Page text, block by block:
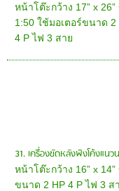
หน้าโต๊ะกว้าง 17” x
1:50 ใช้มอเตอร์ขนาด
4 P ไฟ 3 สาย
31. เครื่องขัดหลังพิงโค้งแน
หน้าโต๊ะกว้าง 16” x
ขนาด 2 HP 4 P ไฟ 3 ส